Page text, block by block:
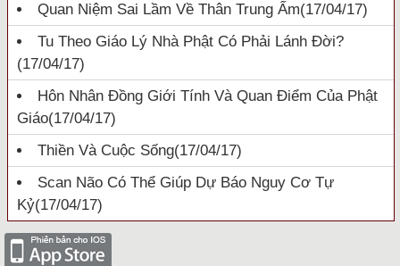
Quan Niệm Sai Lầm Về Thân Trung Ấm(17/04/17)
Tu Theo Giáo Lý Nhà Phật Có Phải Lánh Đời?
(17/04/17)
Hôn Nhân Đồng Giới Tính Và Quan Điểm Của Phật
Giáo(17/04/17)
Thiền Và Cuộc Sống(17/04/17)
Scan Não Có Thể Giúp Dự Báo Nguy Cơ Tự
Kỷ(17/04/17)